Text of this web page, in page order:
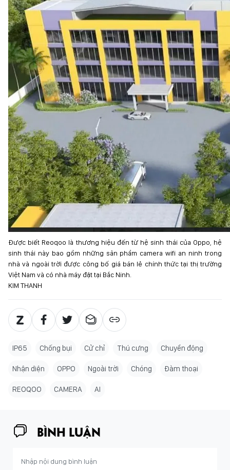
Được biết Reoqoo là thương hiệu đến từ hệ sinh thái của Oppo, hệ
sinh thái này bao gồm những sản phẩm camera wifi an ninh trong
nhà và ngoài trời được công bố giá bán lẻ chính thức tại thị trường
Việt Nam và có nhà máy đặt tại Bắc Ninh.
KIM THANH
IP65 Chống bụi Cử chỉ Thú cưng Chuyển động
Nhận diện OPPO Ngoài trời Chóng Đàm thoại
REOQOO CAMERA AI
BÌNH LUẬN